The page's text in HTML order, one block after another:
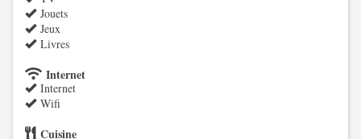
Jouets
Jeux
Livres
Internet
Internet
Wifi
Cuisine